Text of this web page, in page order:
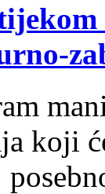
koji